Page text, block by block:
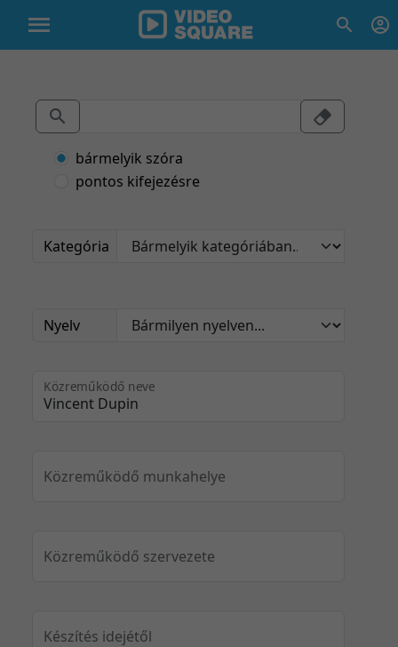
bármelyik szóra
pontos kifejezésre
Kategória
Nyelv
Közreműködő neve
Közreműködő munkahelye
Közreműködő szervezete
Készítés idejétől